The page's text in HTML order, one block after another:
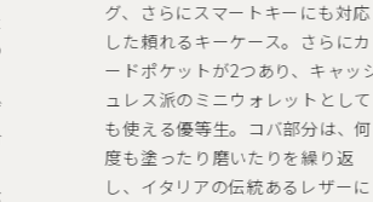
グ、さらにスマートキーにも対応
した頼れるキーケース。さらにカ
ードポケットが2つあり、キャッシ
ュレス派のミニウォレットとして
も使える優等生。コバ部分は、何
度も塗ったり磨いたりを繰り返
し、イタリアの伝統あるレザーに